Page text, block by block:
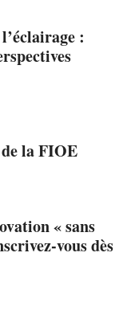
:
la FIOE
« sans
vous dès